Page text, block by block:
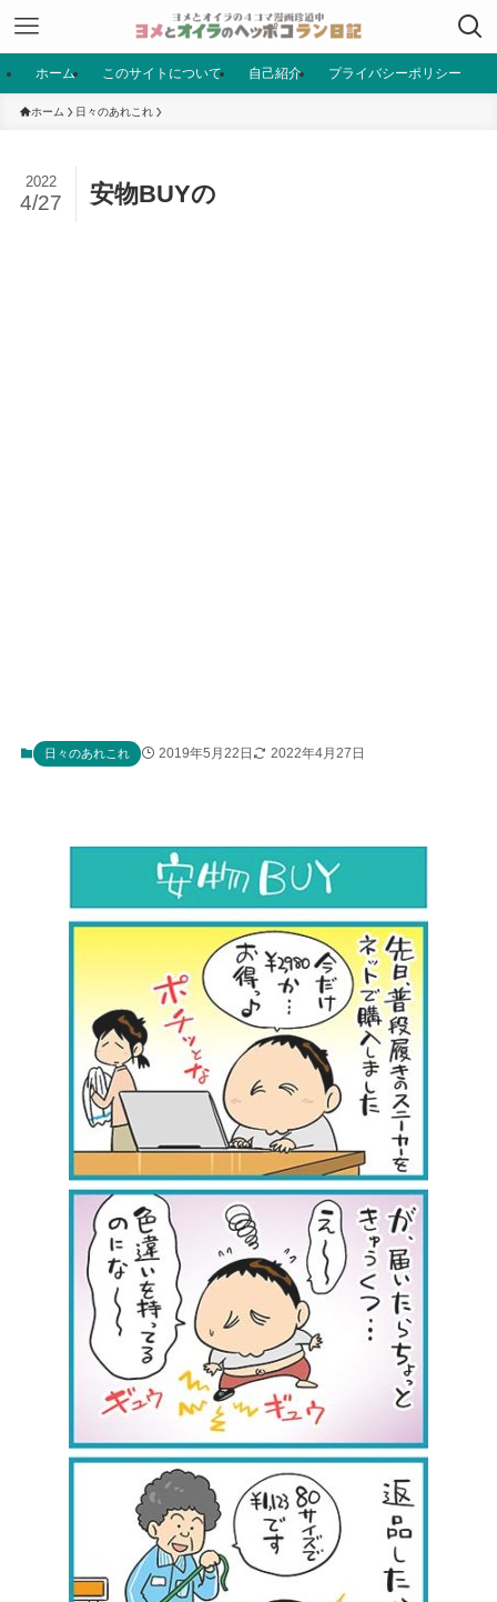
ホーム このサイトについて 自己紹介 プライバシーポリシー
ホーム 日々のあれこれ
安物BUYの
2022
4/27
日々のあれこれ 2019年5月22日 2022年4月27日